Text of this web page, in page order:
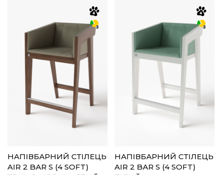
НАПІВБАРНИЙ СТІЛЕЦЬ
AIR 2 BAR S (4 SOFT)
НАПІВБАРНИЙ СТІЛЕЦЬ
AIR 2 BAR S (4 SOFT)